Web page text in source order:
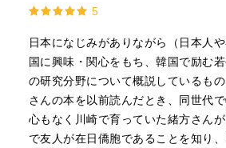
5
日本になじみがありながら（日本人
国に興味・関心をもち、韓国で励む
の研究分野について概説しているも
さんの本を以前読んだとき、同世代
心もなく川崎で育っていた緒方さん
で友人が在日僑胞であることを知り